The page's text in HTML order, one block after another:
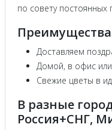
по совету постоянных
Доставляем
Домой, в офис
Свежие цветы в
В разные
Россия+СНГ,